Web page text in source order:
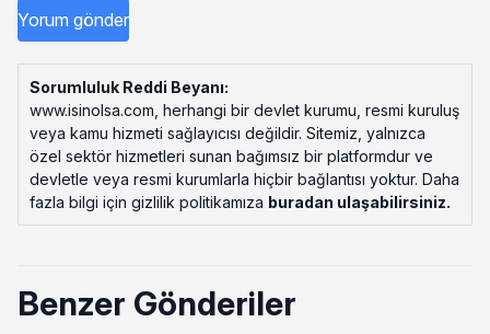
Sorumluluk Reddi Beyanı:
www.isinolsa.com, herhangi bir devlet kurumu, resmi kuruluş
veya kamu hizmeti sağlayıcısı değildir. Sitemiz, yalnızca
özel sektör hizmetleri sunan bağımsız bir platformdur ve
devletle veya resmi kurumlarla hiçbir bağlantısı yoktur. Daha
fazla bilgi için gizlilik politikamıza buradan ulaşabilirsiniz.
Benzer Gönderiler